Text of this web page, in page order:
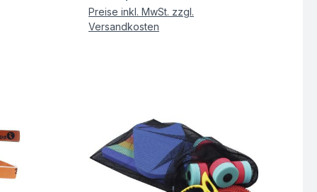
Preise inkl. MwSt. zzgl.
Versandkosten